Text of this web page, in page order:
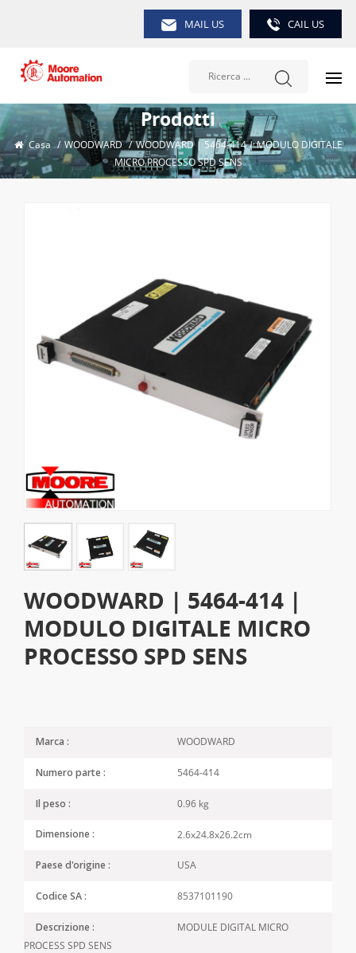
MAIL US CAIL US
Prodotti
Casa / WOODWARD / WOODWARD | 5464-414 | MODULO DIGITALE
MICRO PROCESSO SPD SENS
WOODWARD | 5464-414 |
MODULO DIGITALE MICRO
PROCESSO SPD SENS
Marca : WOODWARD
Numero parte : 5464-414
Il peso : 0.96 kg
Dimensione : 2.6x24.8x26.2cm
Paese d'origine : USA
Codice SA : 8537101190
Descrizione :
MODULE DIGITAL MICRO
PROCESS SPD SENS